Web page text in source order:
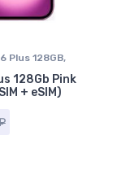
Plus 128GB,
в Ставрополе
128Gb Pink
+ eSIM)